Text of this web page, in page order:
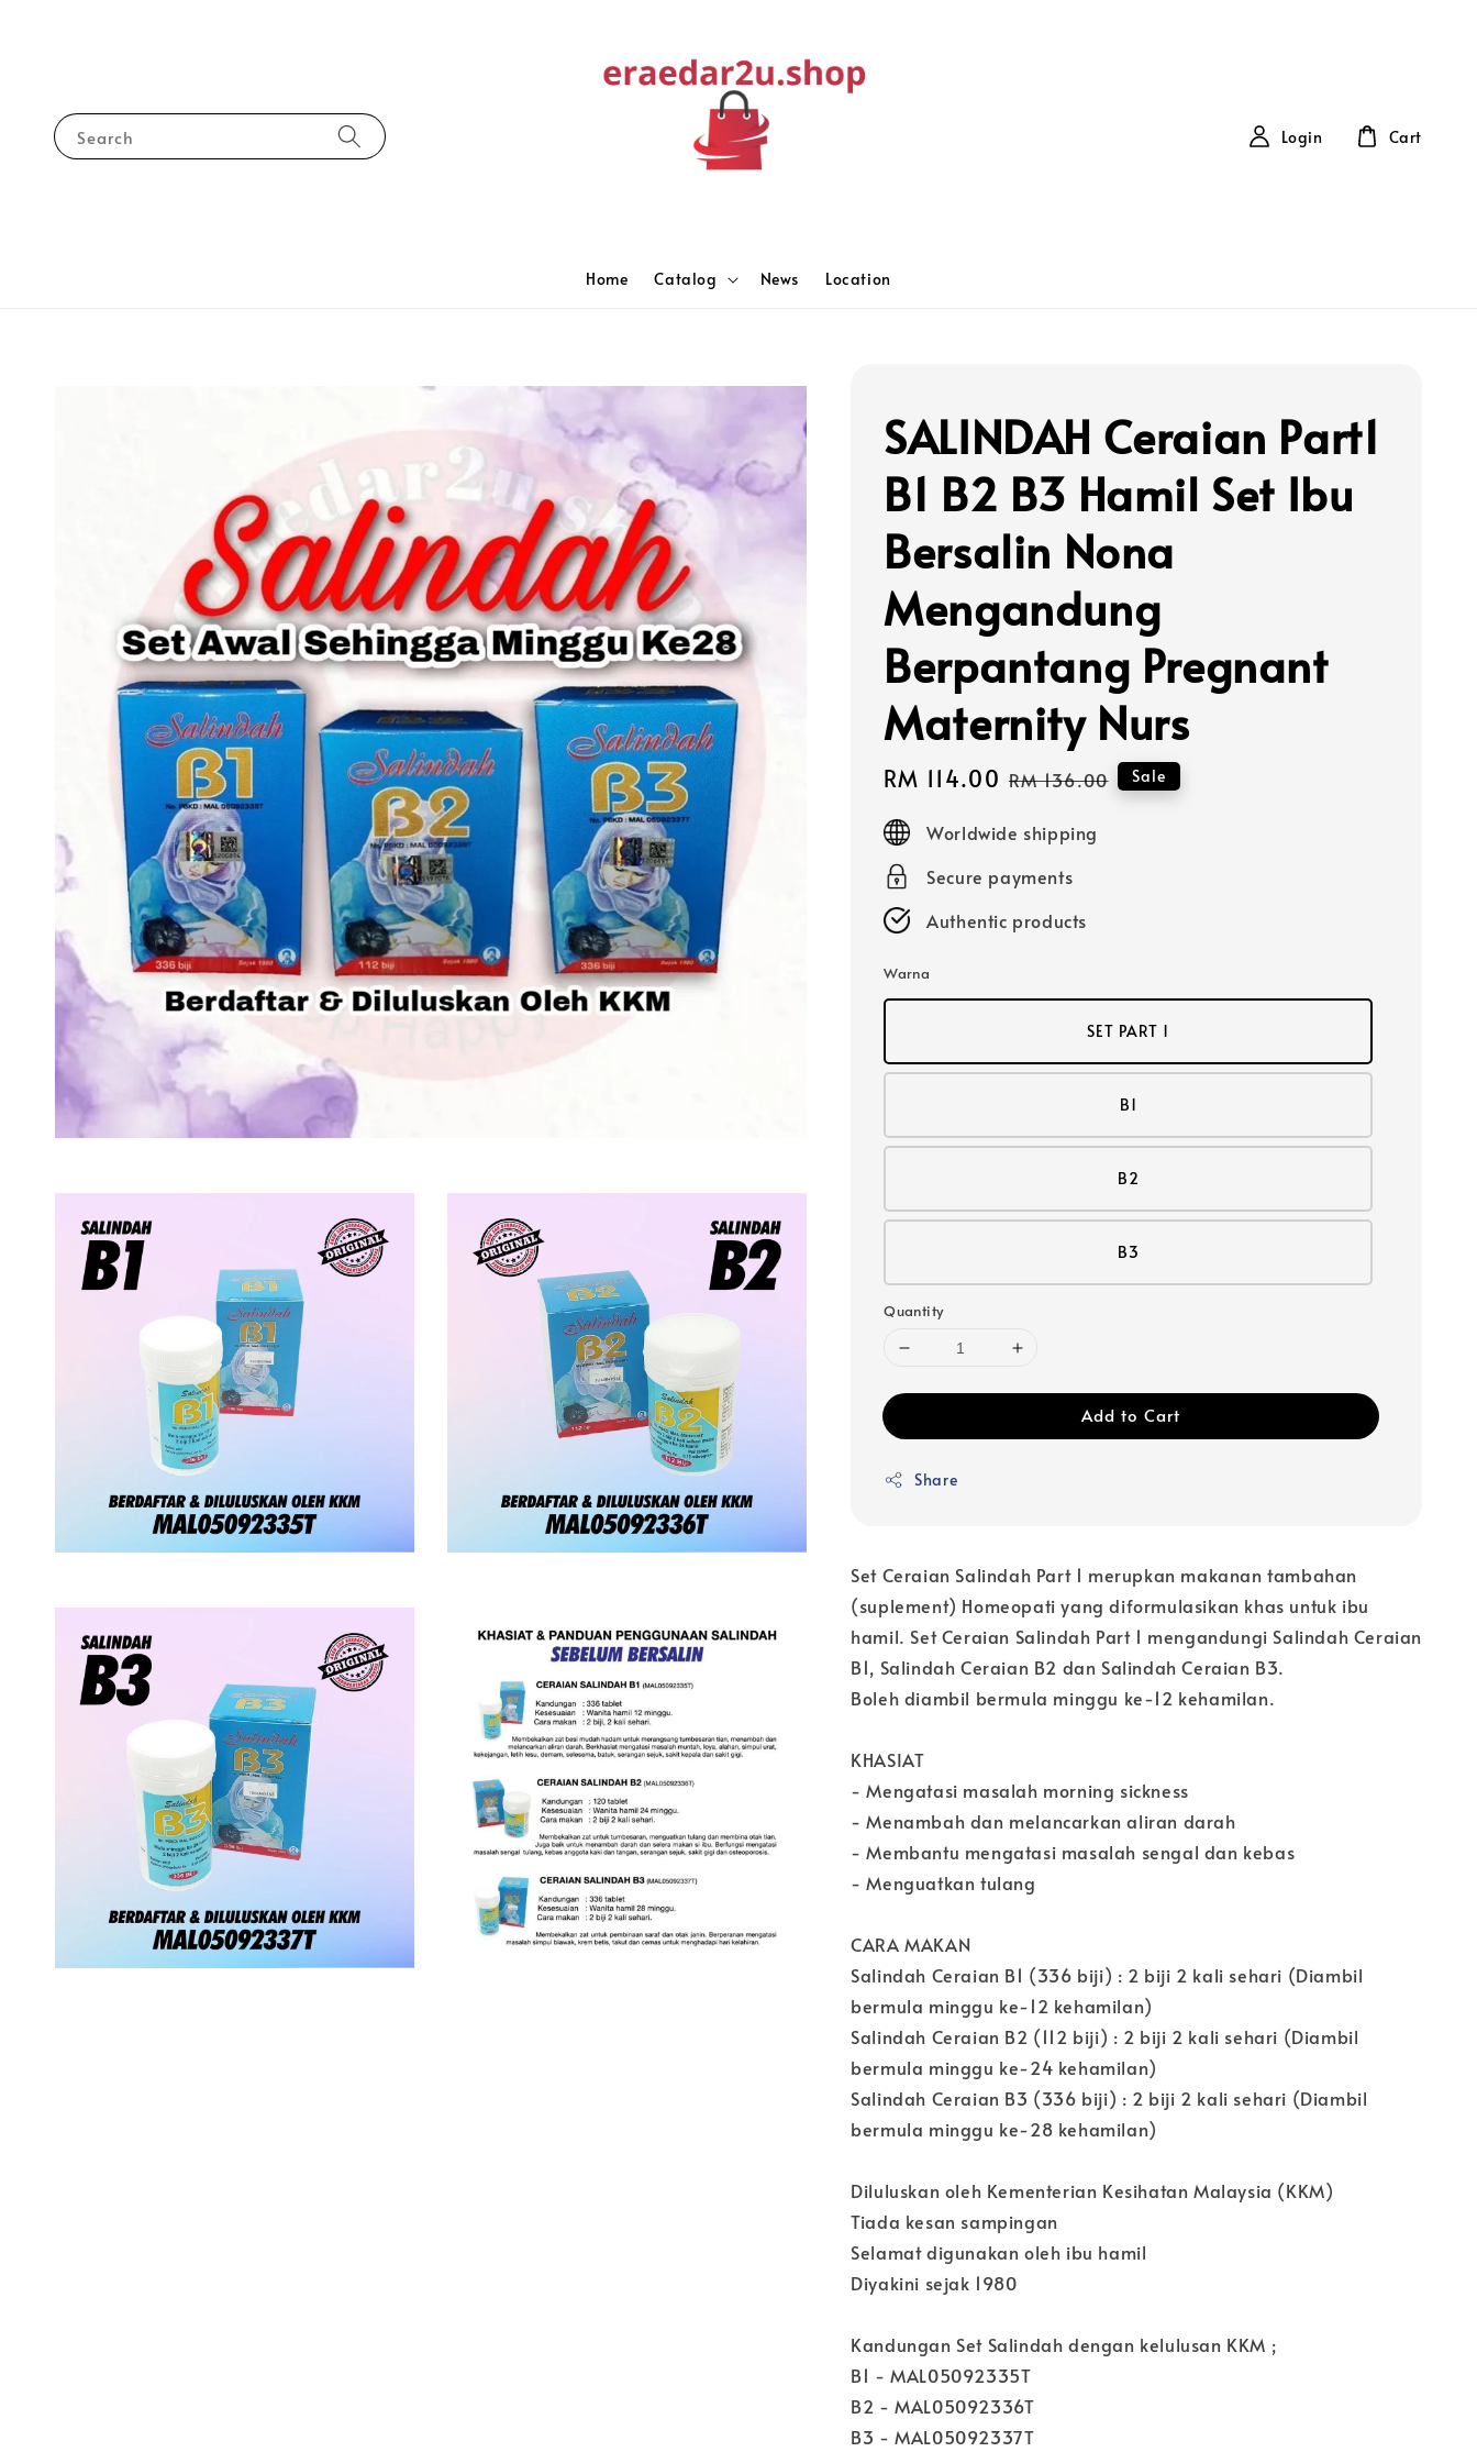
Search
Home Catalog News Location
Login Cart
SALINDAH Ceraian Part1
B1 B2 B3 Hamil Set Ibu
Bersalin Nona
Mengandung
Berpantang Pregnant
Maternity Nurs
Sale
price
RM 114.00 Regular
RM 136.00 Sale
Worldwide shipping
Secure payments
Authentic products
Warna
SET PART 1
B1
B2
B3
Quantity
Add to Cart
Share
Set Ceraian Salindah Part 1 merupkan makanan tambahan
(suplement) Homeopati yang diformulasikan khas untuk ibu
hamil. Set Ceraian Salindah Part 1 mengandungi Salindah Ceraian
B1, Salindah Ceraian B2 dan Salindah Ceraian B3.
Boleh diambil bermula minggu ke-12 kehamilan.
KHASIAT
- Mengatasi masalah morning sickness
- Menambah dan melancarkan aliran darah
- Membantu mengatasi masalah sengal dan kebas
- Menguatkan tulang
CARA MAKAN
Salindah Ceraian B1 (336 biji) : 2 biji 2 kali sehari (Diambil
bermula minggu ke-12 kehamilan)
Salindah Ceraian B2 (112 biji) : 2 biji 2 kali sehari (Diambil
bermula minggu ke-24 kehamilan)
Salindah Ceraian B3 (336 biji) : 2 biji 2 kali sehari (Diambil
bermula minggu ke-28 kehamilan)
Diluluskan oleh Kementerian Kesihatan Malaysia (KKM)
Tiada kesan sampingan
Selamat digunakan oleh ibu hamil
Diyakini sejak 1980
Kandungan Set Salindah dengan kelulusan KKM ;
B1 - MAL05092335T
B2 - MAL05092336T
B3 - MAL05092337T